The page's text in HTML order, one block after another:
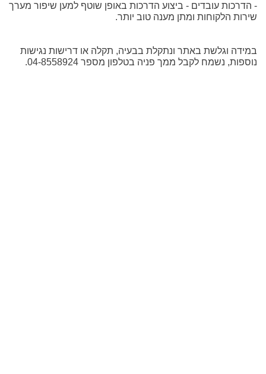
- הדרכות עובדים - ביצוע הדרכות באופן שוטף למען שיפור מערך
שירות הלקוחות ומתן מענה טוב יותר.
במידה וגלשת באתר ונתקלת בבעיה, תקלה או דרישות נגישות
נוספות, נשמח לקבל ממך פניה בטלפון מספר 04-8558924.